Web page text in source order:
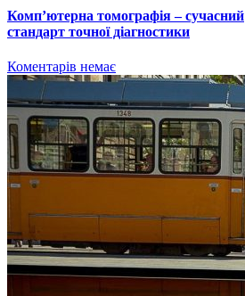
Комп’ютерна томографія – сучасний
стандарт точної діагностики
Коментарів немає